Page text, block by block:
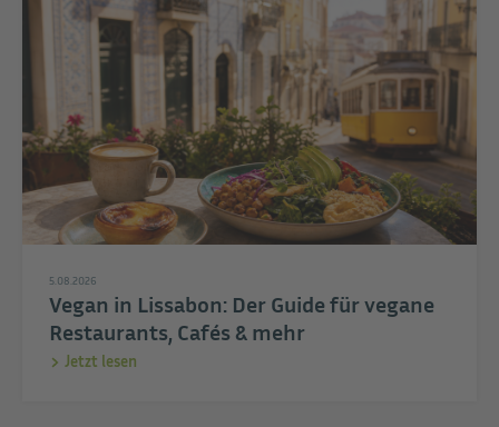
5.08.2026
Vegan in Lissabon: Der Guide für vegane
Restaurants, Cafés & mehr
Jetzt lesen